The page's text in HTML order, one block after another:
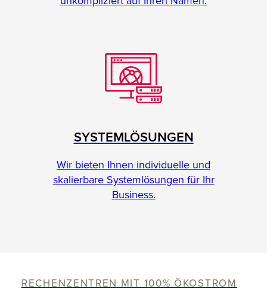
SYSTEMLÖSUNGEN
Wir bieten Ihnen individuelle und
skalierbare Systemlösungen für Ihr
Business.
RECHENZENTREN MIT 100% ÖKOSTROM